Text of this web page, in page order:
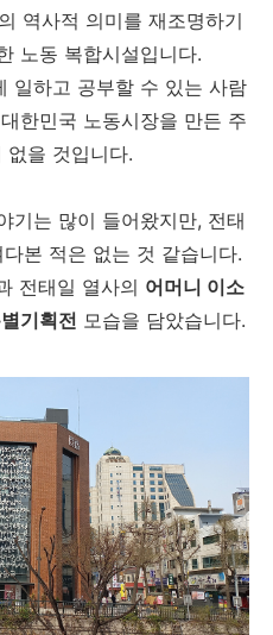
역사적 의미를 재조명하기
노동 복합시설입니다.
일하고 공부할 수 있는 사람
한민국 노동시장을 만든 주
없을 것입니다.
기는 많이 들어왔지만, 전태
본 적은 없는 것 같습니다.
전태일 열사의 어머니 이소
기획전 모습을 담았습니다.